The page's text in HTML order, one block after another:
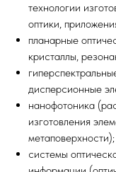
технологии
оптики,
планарные
кристаллы,
дисперсионные
нанофотоника
изготовления
метаповерхности);
системы